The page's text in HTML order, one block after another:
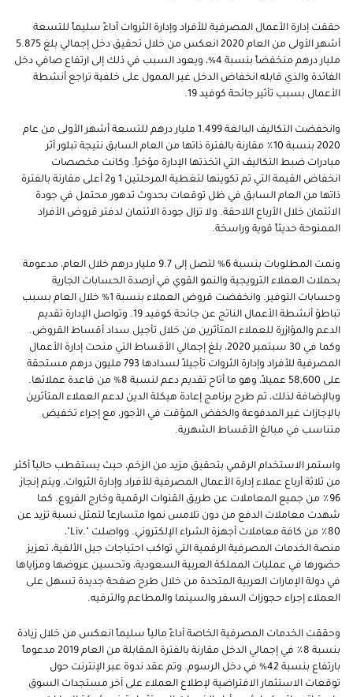
حققت إدارة الأعمال المصرفية للأفراد وإدارة الثروات أداءً سليماً للتسعة
أشهر الأولى من العام 2020 انعكس من خلال تحقيق دخل إجمالي بلغ 5.875
مليار درهم منخفضاً بنسبة 4%، ويعود السبب في ذلك إلى ارتفاع صافي دخل
الفائدة والذي قابله انخفاض الدخل غير الممول على خلفية تراجع أنشطة
الأعمال بسبب تأثير جائحة كوفيد 19.
وانخفضت التكاليف البالغة 1.499 مليار درهم للتسعة أشهر الأولى من عام
2020 بنسبة 10٪ مقارنة بالفترة ذاتها من العام السابق نتيجة تبلور أثر
مبادرات ضبط التكاليف التي اتخذتها الإدارة مؤخراً. وكانت مخصصات
انخفاض القيمة التي تم تكوينها لتغطية المرحلتين 1 و2 أعلى مقارنة بالفترة
ذاتها من العام السابق في ظل توقعات بحدوث تدهور محتمل في جودة
الائتمان خلال الأرباع اللاحقة. ولا تزال جودة الائتمان لدفتر قروض الأفراد
الممنوحة حديثاً قوية وراسخة.
ونمت المطلوبات بنسبة 6% لتصل إلى 9.7 مليار درهم خلال العام، مدعومة
بحملات العملاء الترويجية والنمو القوي في أرصدة الحسابات الجارية
وحسابات التوفير. وانخفضت قروض العملاء بنسبة 1% خلال العام بسبب
تباطؤ أنشطة الأعمال الناتج عن جائحة كوفيد 19. وتواصل الإدارة تقديم
الدعم والمؤازرة للعملاء المتأثرين من خلال تأجيل سداد أقساط القروض.
وكما في 30 سبتمبر 2020، بلغ إجمالي الأقساط التي منحت إدارة الأعمال
المصرفية للأفراد وإدارة الثروات تأجيلاً لسدادها 793 مليون درهم مستحقة
على 58,600 عميلاً، وهو ما أتاح تقديم دعم لنسبة 8% من قاعدة عملائها.
وبالإضافة لذلك، تم طرح برنامج إعادة هيكلة الدين لدعم العملاء المتأثرين
بالإجازات غير المدفوعة والخفض المؤقت في الأجور، مع إجراء تخفيض
متناسب في مبالغ الأقساط الشهرية.
واستمر الاستخدام الرقمي بتحقيق مزيد من الزخم، حيث يستقطب حالياً أكثر
من ثلاثة أرباع عملاء إدارة الأعمال المصرفية للأفراد وإدارة الثروات، ويتم إنجاز
96٪ من جميع المعاملات عن طريق القنوات الرقمية وخارج الفروع. كما
شهدت معاملات الدفع من دون تلامس نموا متسارعاً لتمثل نسبة تزيد عن
80٪ من كافة معاملات أجهزة الشراء الإلكتروني. وواصلت ".
Liv "،
منصة الخدمات المصرفية الرقمية التي تواكب احتياجات جيل الألفية، تعزيز
حضورها في عمليات المملكة العربية السعودية، وتحسين عروضها ومزاياها
في دولة الإمارات العربية المتحدة من خلال طرح صفحة جديدة تسهل على
العملاء إجراء حجوزات السفر والسينما والمطاعم والترفيه.
وحققت الخدمات المصرفية الخاصة أداءً مالياً سليماً انعكس من خلال زيادة
بنسبة 8٪ في إجمالي الدخل مقارنة بالفترة المقابلة من العام 2019 مدعوماً
بارتفاع بنسبة 42% في دخل الرسوم. وتم عقد ندوة عبر الإنترنت حول
توقعات الاستثمار الافتراضية لإطلاع العملاء على آخر مستجدات السوق